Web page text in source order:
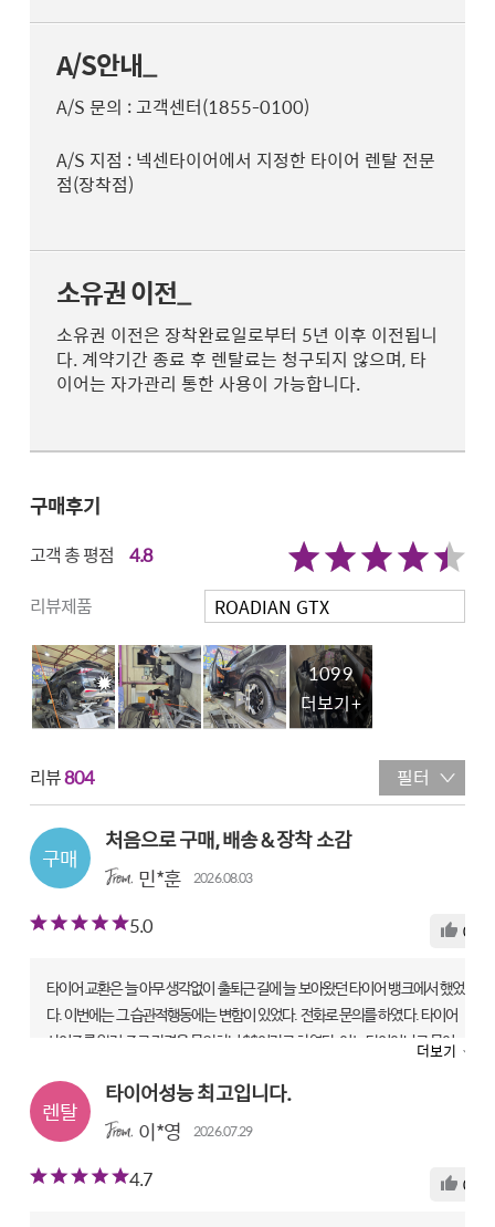
A/S안내_
A/S 문의 : 고객센터(1855-0100)
A/S 지점 : 넥센타이어에서 지정한 타이어 렌탈 전문
점(장착점)
소유권 이전_
소유권 이전은 장착완료일로부터 5년 이후 이전됩니
다. 계약기간 종료 후 렌탈료는 청구되지 않으며, 타
이어는 자가관리 통한 사용이 가능합니다.
구매후기
고객 총 평점 4.8
리뷰제품
1099
더보기+
리뷰804 필터
처음으로 구매, 배송 & 장착 소감
민*훈
2026.08.03
5.0 0
타이어 교환은 늘 아무 생각없이 출퇴근 길에 늘 보아왔던 타이어 뱅크에서 했었
다. 이번에는 그 습관적행동에는 변함이 있었다. 전화로 문의를 하였다. 타이어
사이즈를 알려 주고 가격을 문의하니 $$이라고 하였다. 어느 타이어냐고 물어
으니 제가 답답한 듯한 목소리로 약간의 톤이 올라가며 처음에 했던 답변만을 한
다. 전화를 끊고 폭풍 웹서핑을 하였다. 우선 가격 차이에 깜짝 놀랐다. 분명 타이
사라고 하는 것을 웹서핑을 하며 알게 되었다. 구입 후 배송 & 장착을 하기로 하
더보기
타이어성능 최고입니다.
이*영
2026.07.29
4.7 0